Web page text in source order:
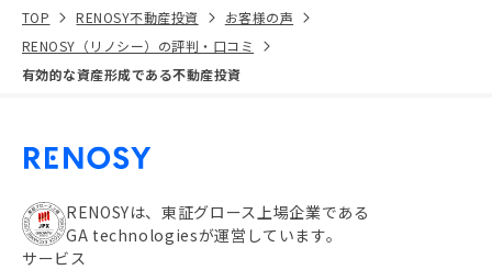
TOP RENOSY不動産投資
お客様の声
RENOSY（リノシー）の評判・口コミ
有効的な資産形成である不動産投資
RENOSYは、東証グロース上場企業である
GA technologiesが運営しています。
サービス